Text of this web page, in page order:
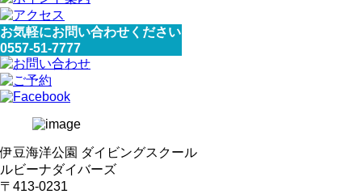
お気軽にお問い合わせください
0557-51-7777
伊豆海洋公園 ダイビングスクール
ルビーナダイバーズ
〒413-0231